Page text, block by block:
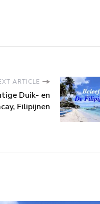
ARTICLE
Duik- en
Filipijnen